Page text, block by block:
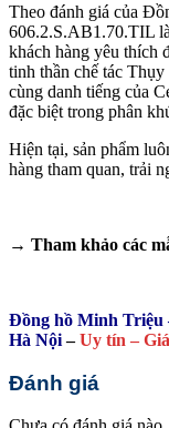
Theo đánh giá của
606.2.S.AB1.70.TIL
khách hàng yêu thích
tinh thần chế tác
cùng danh tiếng của
đặc biệt trong phân
Hiện tại, sản phẩm
hàng tham quan, trải
→ Tham khảo các
Đồng hồ Minh Triệu
Hà Nội–Uy tín –
Đánh giá